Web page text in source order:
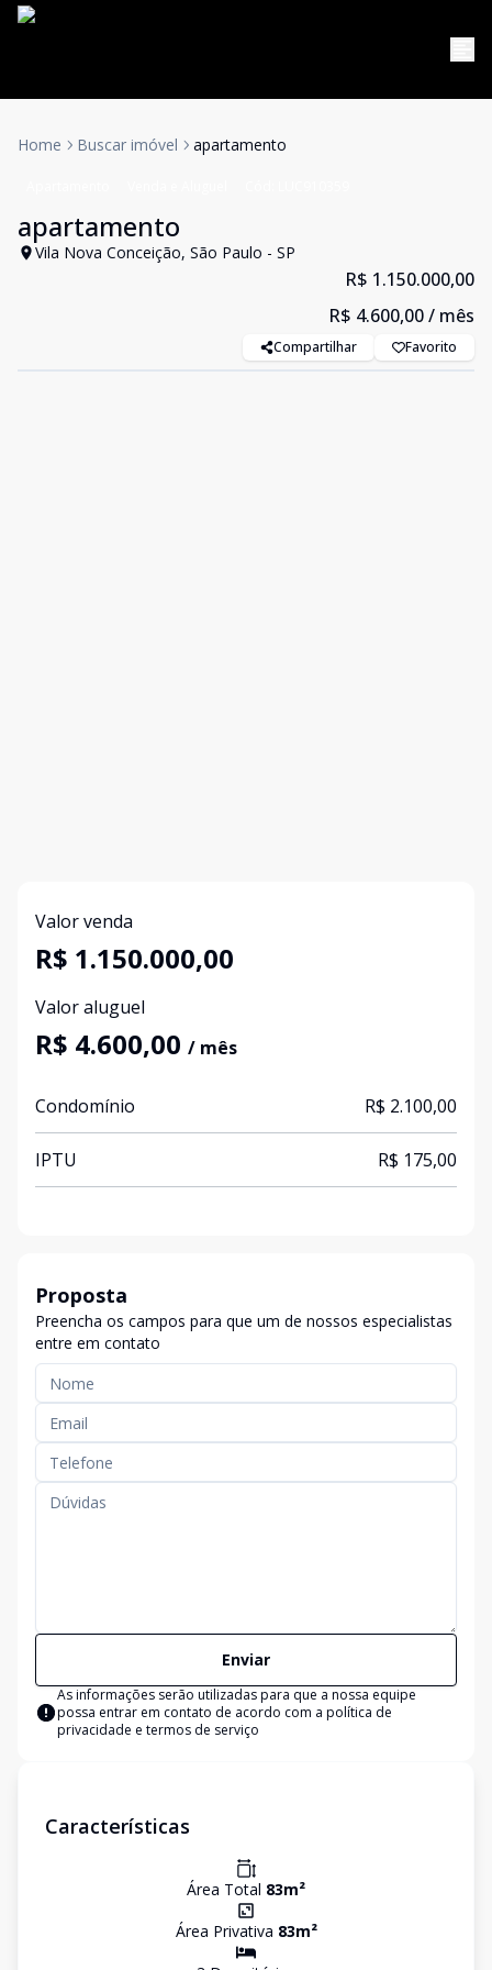
Home Buscar imóvel apartamento
apartamento
Vila Nova Conceição, São Paulo - SP
R$ 1.150.000,00
R$ 4.600,00/ mês
Compartilhar Favorito
Valor venda
R$ 1.150.000,00
Valor aluguel
R$ 4.600,00 / mês
Condomínio R$ 2.100,00
IPTU R$ 175,00
Proposta
Preencha os campos para que um de nossos especialistas
entre em contato
Enviar
As informações serão utilizadas para que a nossa equipe
possa entrar em contato de acordo com a política de
privacidade e termos de serviço
Características
Área Total 83m²
Área Privativa 83m²